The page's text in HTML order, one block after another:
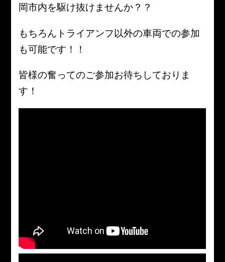
岡市内を駆け抜けませんか？？
もちろんトライアンフ以外の車両での参加
も可能です！！
皆様の奮ってのご参加お待ちしておりま
す！